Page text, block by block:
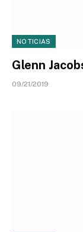
NOTICIAS
Glenn
09/21/2019